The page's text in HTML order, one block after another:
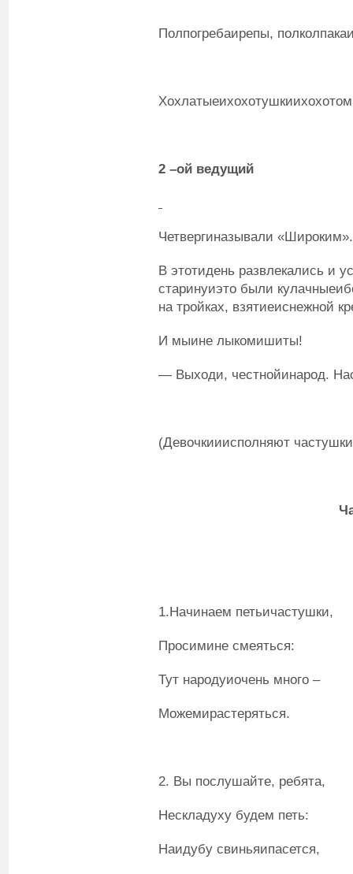
Полпогребаирепы,
2 –ой ведущий
Четвергиназывали «Широким».
В этотидень развлекались и
старинуиэто были
на тройках, взятиеиснежной
И мыине лыкомишиты!
— Выходи, честнойинарод.
(Девочкииисполняют
1.Начинаем петьичастушки,
Просимине смеяться:
Тут народуиочень много –
Можемирастеряться.
2. Вы послушайте, ребята,
Нескладуху будем петь:
Наидубу свиньяипасется,